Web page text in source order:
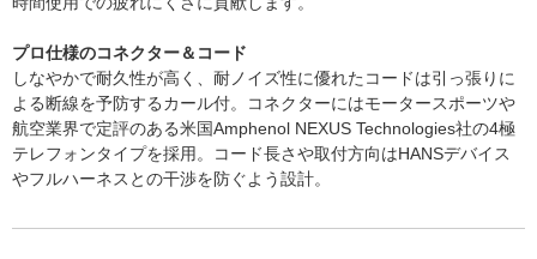
プロ仕様のコネクター＆コード
しなやかで耐久性が高く、耐ノイズ性に優れたコードは引っ張りに
よる断線を予防するカール付。コネクターにはモータースポーツや
航空業界で定評のある米国Amphenol NEXUS Technologies社の4極
テレフォンタイプを採用。コード長さや取付方向はHANSデバイス
やフルハーネスとの干渉を防ぐよう設計。